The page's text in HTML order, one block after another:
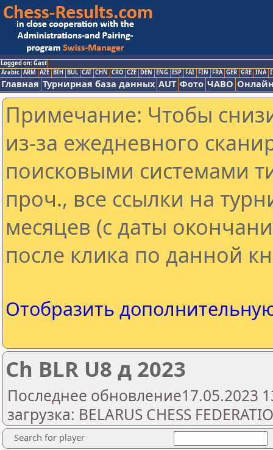
Logged on: Gast
Arabic ARM AZE BIH BUL CAT CHN CRO CZE DEN ENG ESP FAI FIN FRA GER GRE INA
Главная Турнирная база данных AUT Фото ЧАВО
Примечание: Чтобы
из-за ежедневного
поисковыми системами
проч., все ссылки на
месяцев (с даты
после клика по данной
Отобразить
Ch BLR U8 д 2023
Последнее обновление17.05.2023
загрузка: BELARUS CHESS
Search for player